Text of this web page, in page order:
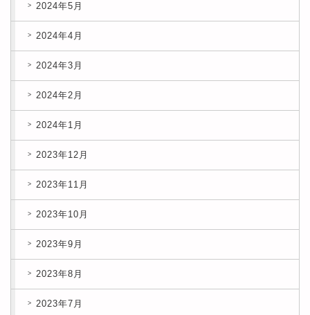
2024年5月
2024年4月
2024年3月
2024年2月
2024年1月
2023年12月
2023年11月
2023年10月
2023年9月
2023年8月
2023年7月